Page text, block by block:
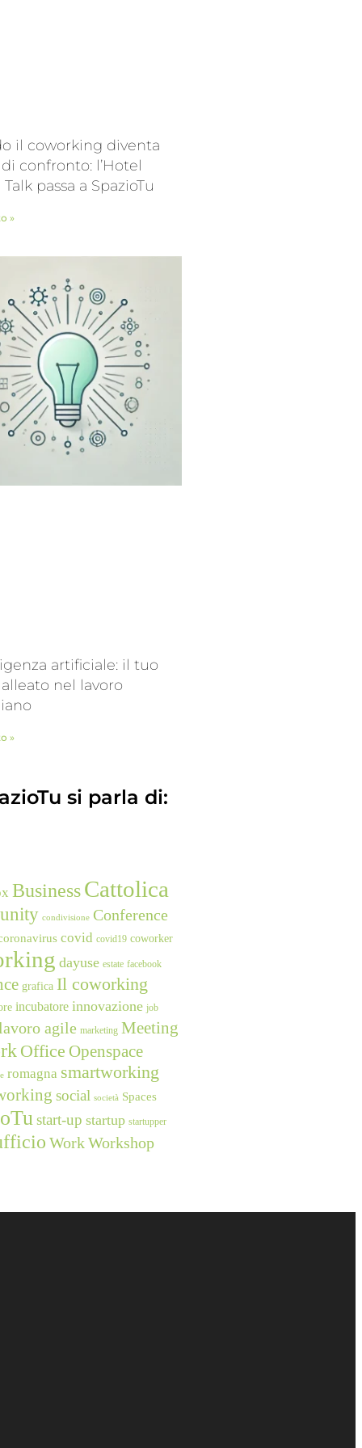
il coworking diventa
confronto: l’Hotel
passa a SpazioTu
»
artificiale: il tuo
nel lavoro
»
si parla di:
BusinessCattolica
condivisione Conference
covid covid19 coworker
dayuse estate facebook
grafica Il coworking
incubatore innovazione job
agile marketing Meeting
Office Openspace
romagna smartworking
social società Spaces
start-up startup startupper
WorkWorkshop